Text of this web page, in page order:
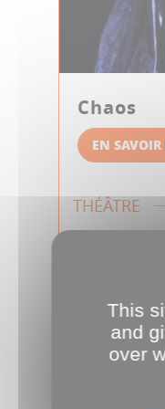
Chaos
EN
THÉÂTRE
This
and
over